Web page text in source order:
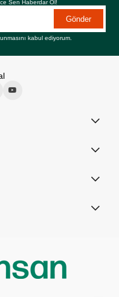
Sen Haberdar Ol!
Gönder
kabul ediyorum.